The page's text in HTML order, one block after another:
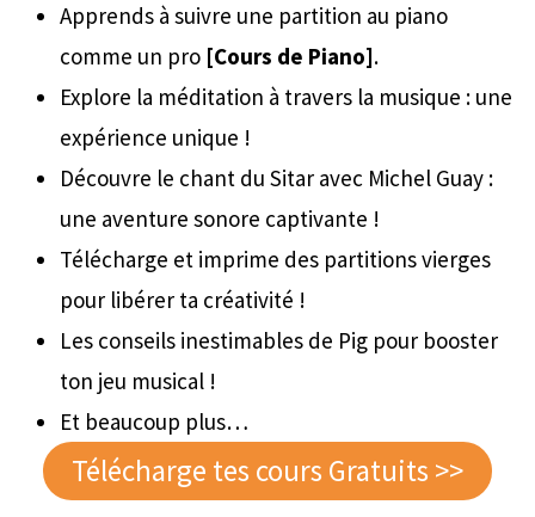
Apprends à suivre une partition au piano
comme un pro [Cours de Piano].
Explore la méditation à travers la musique : une
expérience unique !
Découvre le chant du Sitar avec Michel Guay :
une aventure sonore captivante !
Télécharge et imprime des partitions vierges
pour libérer ta créativité !
Les conseils inestimables de Pig pour booster
ton jeu musical !
Et beaucoup plus…
Télécharge tes cours Gratuits >>